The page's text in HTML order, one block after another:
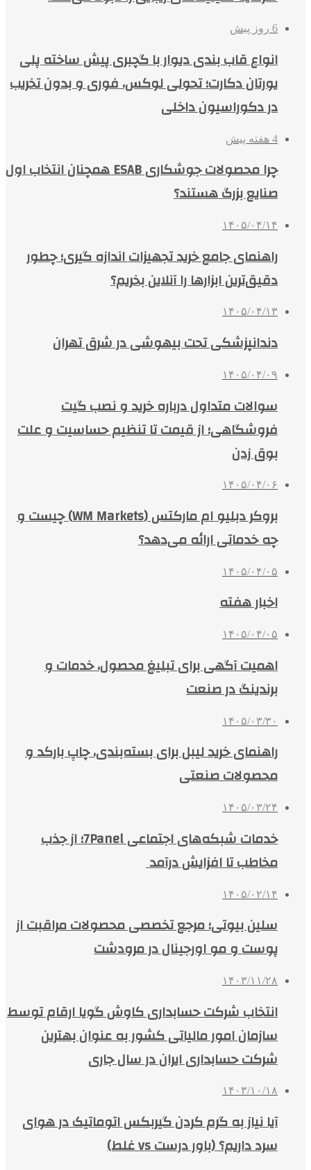
6 روز پیش
انواع قاب بندی دیوار با گچبری پیش ساخته پلی
یورتان دکارت؛ تحولی لوکس، فوری و بدون تخریب
در دکوراسیون داخلی
4 هفته پیش
چرا محصولات جوشکاری ESAB همچنان انتخاب اول
صنایع بزرگ هستند؟
۱۴۰۵/۰۴/۱۴
راهنمای جامع خرید تجهیزات اندازه گیری؛ چطور
دقیق‌ترین ابزارها را آنلاین بخریم؟
۱۴۰۵/۰۴/۱۳
دندانپزشکی تحت بیهوشی در شرق تهران
۱۴۰۵/۰۴/۰۹
سوالات متداول درباره خرید و نصب گیت
فروشگاهی؛ از قیمت تا تنظیم حساسیت و علت
بوق زدن
۱۴۰۵/۰۴/۰۶
بروکر دبلیو ام مارکتس (WM Markets) چیست و
چه خدماتی ارائه می‌دهد؟
۱۴۰۵/۰۴/۰۵
اخبار هفته
۱۴۰۵/۰۴/۰۵
اهمیت آگهی برای تبلیغ محصول، خدمات و
برندینگ در صنعت
۱۴۰۵/۰۳/۳۰
راهنمای خرید لیبل برای بسته‌بندی، چاپ بارکد و
محصولات صنعتی
۱۴۰۵/۰۳/۲۴
خدمات شبکه‌های اجتماعی 7Panel؛ از جذب
مخاطب تا افزایش درآمد
۱۴۰۵/۰۲/۱۴
سلین بیوتی؛ مرجع تخصصی محصولات مراقبت از
پوست و مو اورجینال در مرودشت
۱۴۰۳/۱۱/۲۸
انتخاب شرکت حسابداری کاوش گویا ارقام توسط
سازمان امور مالیاتی کشور به عنوان بهترین
شرکت حسابداری ایران در سال جاری
۱۴۰۳/۱۰/۱۸
آیا نیاز به گرم کردن گیربکس اتوماتیک در هوای
سرد داریم؟ (باور درست vs غلط)